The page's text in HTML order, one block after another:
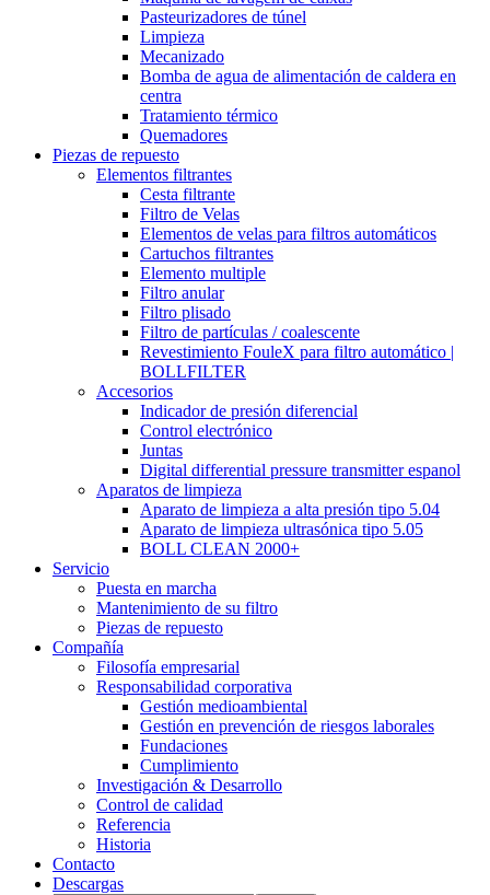
Pasteurizadores de túnel
Limpieza
Mecanizado
Bomba de agua de alimentación de caldera en
centra
Tratamiento térmico
Quemadores
Piezas de repuesto
Elementos filtrantes
Cesta filtrante
Filtro de Velas
Elementos de velas para filtros automáticos
Cartuchos filtrantes
Elemento multiple
Filtro anular
Filtro plisado
Filtro de partículas / coalescente
Revestimiento FouleX para filtro automático |
BOLLFILTER
Accesorios
Indicador de presión diferencial
Control electrónico
Juntas
Digital differential pressure transmitter espanol
Aparatos de limpieza
Aparato de limpieza a alta presión tipo 5.04
Aparato de limpieza ultrasónica tipo 5.05
BOLL CLEAN 2000+
Servicio
Puesta en marcha
Mantenimiento de su filtro
Piezas de repuesto
Compañía
Filosofía empresarial
Responsabilidad corporativa
Gestión medioambiental
Gestión en prevención de riesgos laborales
Fundaciones
Cumplimiento
Investigación & Desarrollo
Control de calidad
Referencia
Historia
Contacto
Descargas